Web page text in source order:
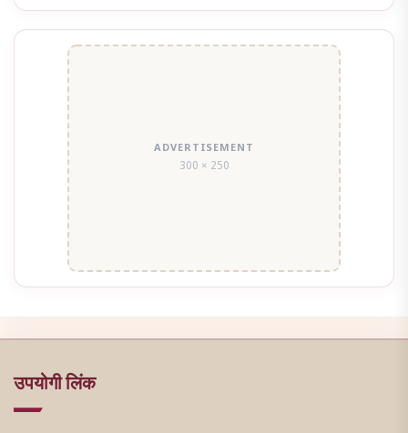
ADVERTISEMENT
300 × 250
उपयोगी लिंक